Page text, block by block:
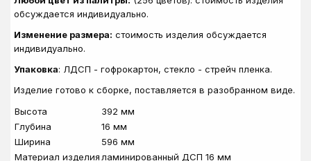
обсуждается индивидуально.
Изменение размера: стоимость изделия обсуждается
индивидуально.
Упаковка: ЛДСП - гофрокартон, стекло - стрейч пленка.
Изделие готово к сборке, поставляется в разобранном виде.
Высота
392 мм
Глубина
16 мм
Ширина
596 мм
Материал изделия ламинированный ДСП 16 мм